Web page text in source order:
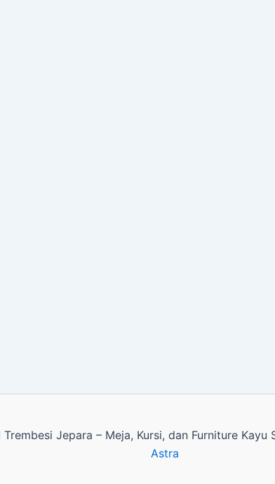
Jepara – Meja, Kursi, dan Furniture Kayu
Astra